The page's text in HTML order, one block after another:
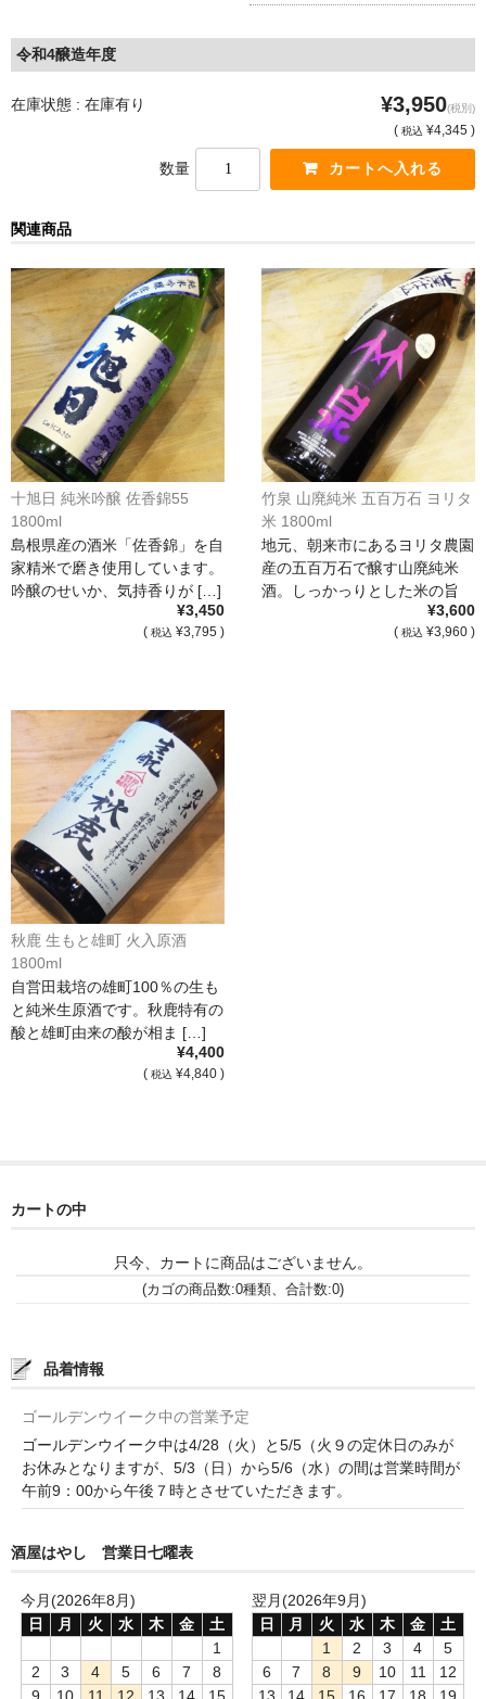
Petitjean Pienne（ﾌﾟﾁｼﾞｬﾝ･ﾋﾟｴﾝﾇ）
Valerie Frison（ｳﾞｧﾚﾘｰ･ﾌﾘｿﾞﾝ）
France Bourgogone/ﾌﾗﾝｽ･ﾌﾞﾙｺﾞｰﾆｭ
Pattes Loup（ﾊﾟｯﾄ・ﾙｰ）
Marcel Lapierre（ﾏﾙｾﾙ・ﾗﾋﾟｴｰﾙ）
Philippe Jambon（ﾌｨﾘｯﾌﾟ･ｼﾞｬﾝﾎﾞﾝ）
Roblet Monnot（ﾛﾌﾞﾚ･ﾓﾉ）
France Cotes du Rhone /ﾌﾗﾝｽ･ｺｰﾄ･ﾃﾞｭ･ﾛｰﾇ
Les Champs Libres（ﾚ･ｼｬﾝ･ﾘｰﾌﾞﾙ）
France Languedoc Roussillon / ﾗﾝｸﾞ･ﾄﾞｯｸ･ﾙｰｼｮﾝ
Castelmaure（ｶｽtｨﾓｰﾙ協同組合）
Mas Bres（ﾏｽ･ﾌﾞﾚｽ）
France Loire/ﾌﾗﾝｽ・ﾛﾜｰﾙ
Domaine des Bois Lucas（ﾄﾞﾒｰﾇ･ﾃﾞ･ﾎﾞｱ･ﾙｶ）
Italia/ｲｱﾀﾘｱ
Abruzzo/ｱﾌﾞﾙｯﾂｫ州
Fabulas（ﾌｧﾋﾞｭﾗｽ）
和-リキュール
令和4醸造年度
在庫状態 : 在庫有り ¥3,950(税別)
( 税込 ¥4,345 )
数量
関連商品
十旭日 純米吟醸 佐香錦55
1800ml
島根県産の酒米「佐香錦」を自
家精米で磨き使用しています。
吟醸のせいか、気持香りが […]
¥3,450
( 税込 ¥3,795 )
竹泉 山廃純米 五百万石 ヨリタ
米 1800ml
地元、朝来市にあるヨリタ農園
産の五百万石で醸す山廃純米
酒。しっかっりとした米の旨
¥3,600
( 税込 ¥3,960 )
秋鹿 生もと雄町 火入原酒
1800ml
自営田栽培の雄町100％の生も
と純米生原酒です。秋鹿特有の
酸と雄町由来の酸が相ま […]
¥4,400
( 税込 ¥4,840 )
カートの中
只今、カートに商品はございません。
(カゴの商品数:0種類、合計数:0)
品着情報
ゴールデンウイーク中の営業予定
ゴールデンウイーク中は4/28（火）と5/5（火９の定休日のみが
お休みとなりますが、5/3（日）から5/6（水）の間は営業時間が
午前9：00から午後７時とさせていただきます。
酒屋はやし 営業日七曜表
今月(2026年8月)
日
月 火 水 木 金
土
1
2
3 4 5 6 7
8
翌月(2026年9月)
日
月 火 水 木 金
土
1
2 3 4
5
6
7 8 9 10 11
12